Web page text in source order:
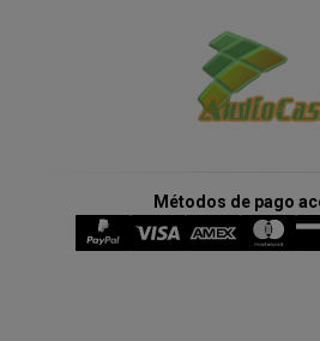
Métodos de pago